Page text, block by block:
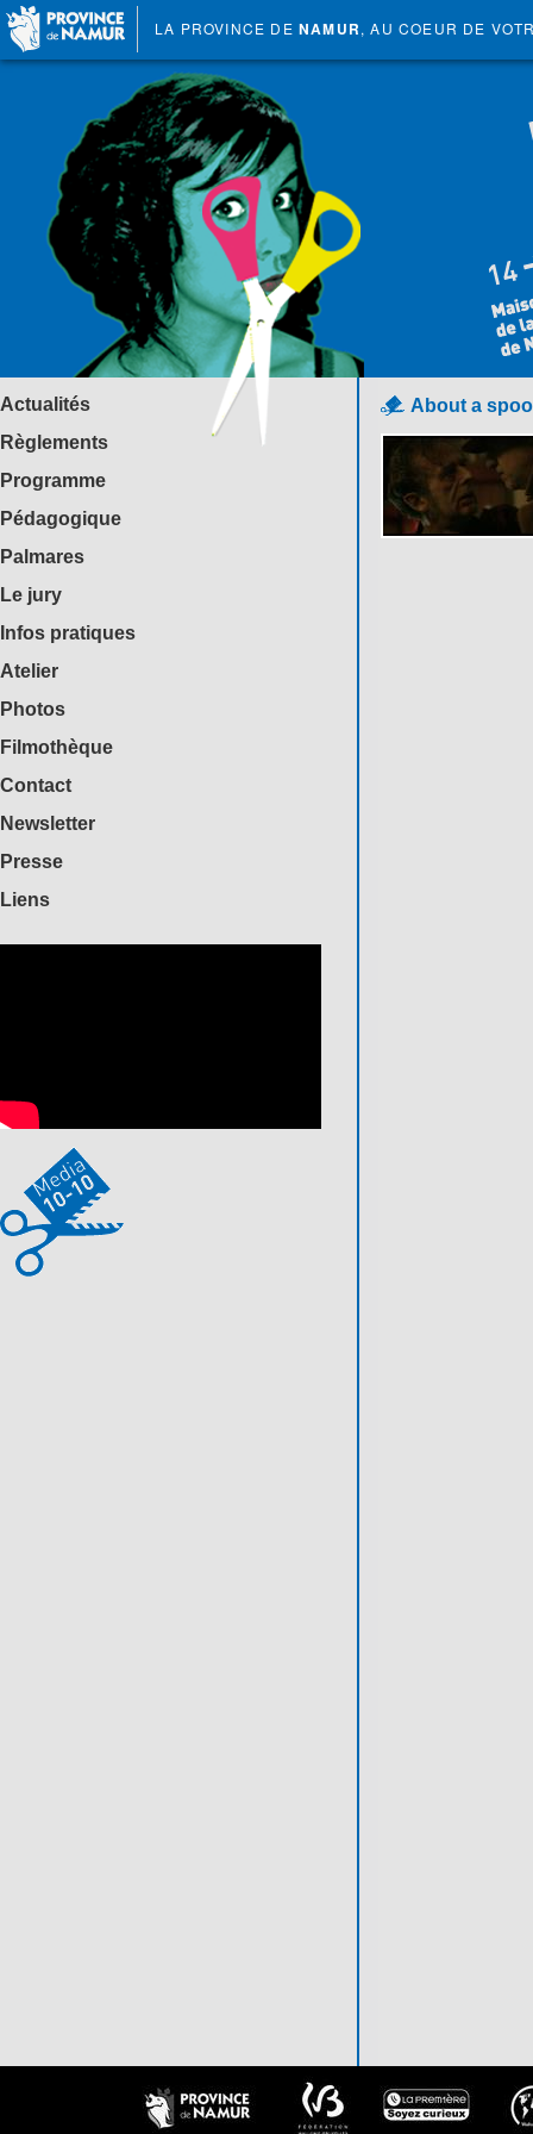
LA PROVINCE DE NAMUR, AU COEUR DE
Actualités
Règlements
Programme
Pédagogique
Palmares
Le jury
Infos pratiques
Atelier
Photos
Filmothèque
Contact
Newsletter
Presse
Liens
About a